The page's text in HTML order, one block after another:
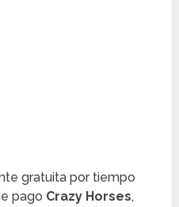
gratuita por tiempo
pago Crazy Horses,